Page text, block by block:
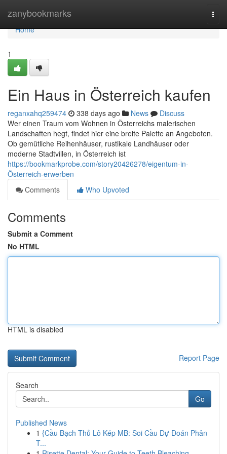
zanybookmarks
Home
Home
1
Ein Haus in Österreich kaufen
reganxahq259474 338 days ago News
Discuss
Wer einen Traum vom Wohnen in Österreichs malerischen
Landschaften hegt, findet hier eine breite Palette an Angeboten.
Ob gemütliche Reihenhäuser, rustikale Landhäuser oder
moderne Stadtvillen, in Österreich ist
https://bookmarkprobe.com/story20426278/eigentum-in-
Österreich-erwerben
Comments
Who Upvoted
Comments
Submit a Comment
No HTML
HTML is disabled
Report Page
Search
Go
Published News
1 {Cầu Bạch Thủ Lô Kép MB: Soi Cầu Dự Đoán Phân
T...